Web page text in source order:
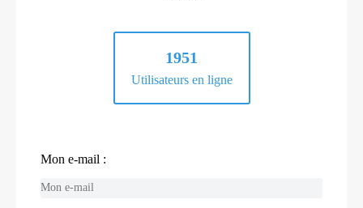
1951
Utilisateurs en ligne
Mon e-mail :